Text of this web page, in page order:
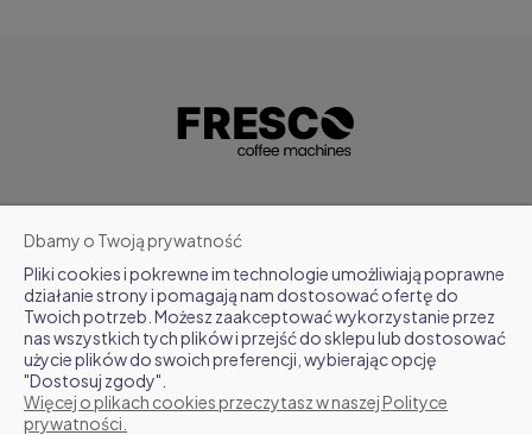
POMOC
MOJE KONTO
FAQ
O NAS
Dbamy o Twoją prywatność
Pliki cookies i pokrewne im technologie umożliwiają poprawne
działanie strony i pomagają nam dostosować ofertę do
Twoich potrzeb. Możesz zaakceptować wykorzystanie przez
nas wszystkich tych plików i przejść do sklepu lub dostosować
użycie plików do swoich preferencji, wybierając opcję
"Dostosuj zgody".
Więcej o plikach cookies przeczytasz w naszej Polityce
prywatności.